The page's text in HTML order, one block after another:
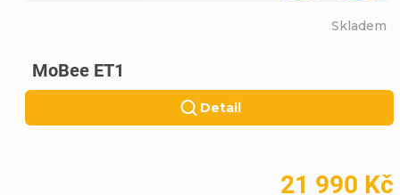
m
o
MoBee ET1
Skladem
21 990 Kč
Detail